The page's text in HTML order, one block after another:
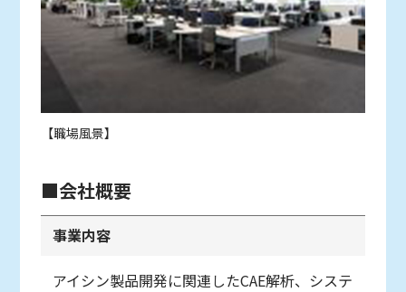
【職場風景】
■会社概要
事業内容
アイシン製品開発に関連したCAE解析、システ